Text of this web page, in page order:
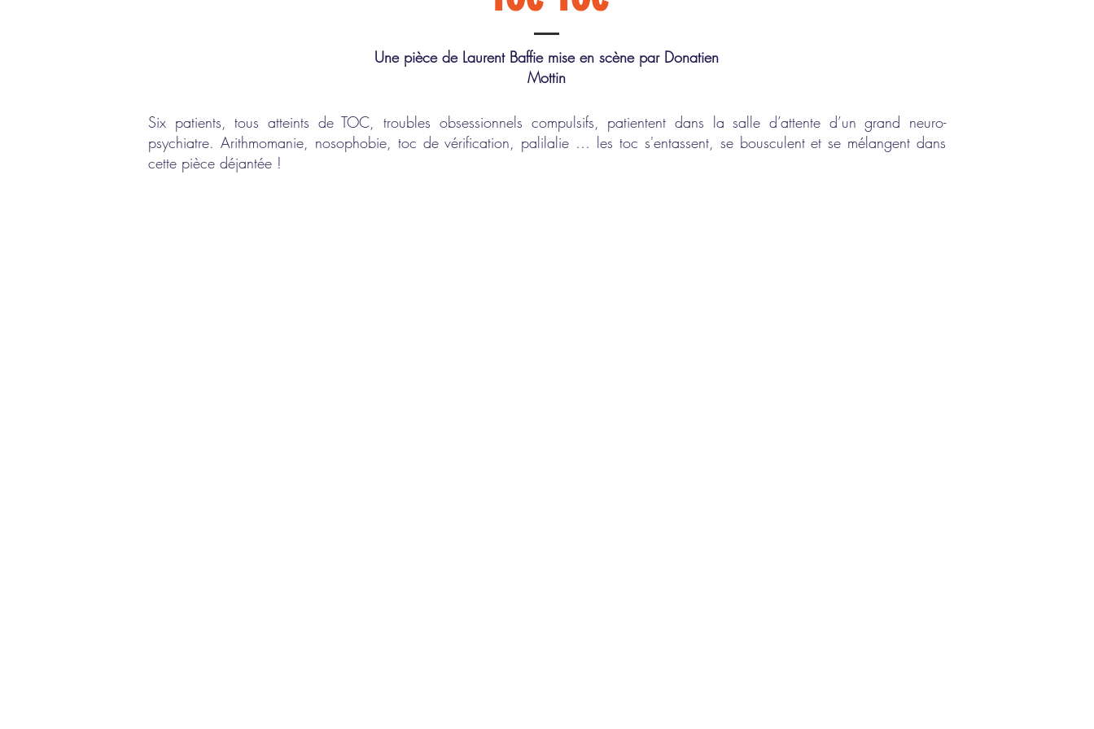
Une pièce de Laurent Baffie mise en scène par Donatien
Mottin
Six patients, tous atteints de TOC, troubles obsessionnels compulsifs, patientent dans la salle d’attente d’un grand neuro-
psychiatre. Arithmomanie, nosophobie, toc de vérification, palilalie … les toc s'entassent, se bousculent et se mélangent dans
cette pièce déjantée !